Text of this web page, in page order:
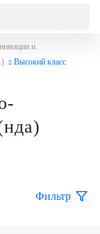
и
Высокий класс
Фильтр